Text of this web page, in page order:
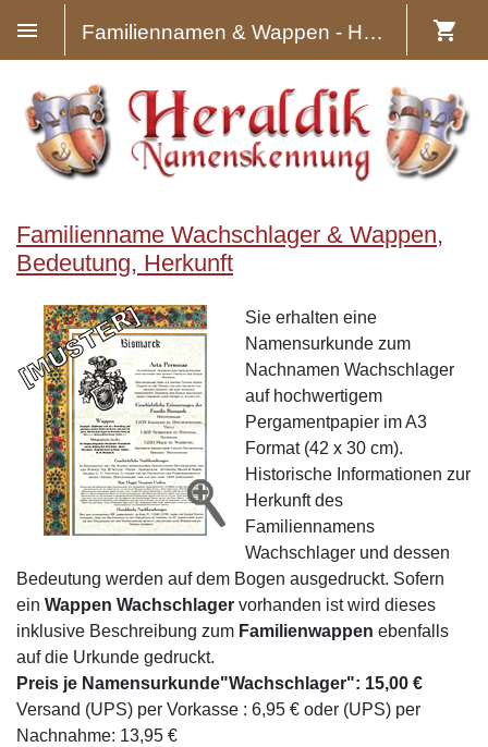
Familiennamen & Wappen - Heraldik
Familienname Wachschlager & Wappen,
Bedeutung, Herkunft
Sie erhalten eine
Namensurkunde zum
Nachnamen Wachschlager
auf hochwertigem
Pergamentpapier im A3
Format (42 x 30 cm).
Historische Informationen zur
Herkunft des
Familiennamens
Wachschlager und dessen
Bedeutung werden auf dem Bogen ausgedruckt. Sofern
ein Wappen Wachschlager vorhanden ist wird dieses
inklusive Beschreibung zum Familienwappen ebenfalls
auf die Urkunde gedruckt.
Preis je Namensurkunde"Wachschlager": 15,00 €
Versand (UPS) per Vorkasse : 6,95 € oder (UPS) per
Nachnahme: 13,95 €